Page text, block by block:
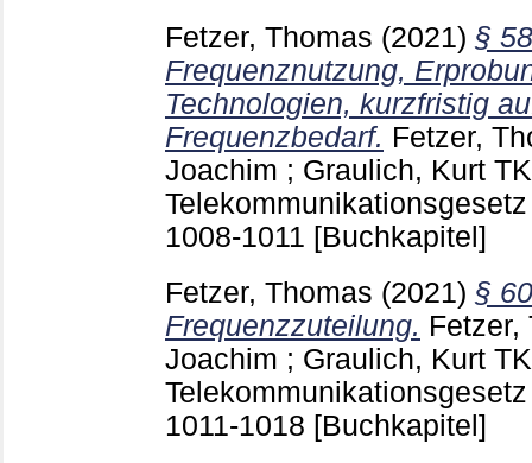
Fetzer, Thomas (2021) §
Frequenznutzung,
Technologien, kurzfristig
Frequenzbedarf. Fetzer,
Joachim ; Graulich, Kurt
1008-1011 [Buchkapitel]
Fetzer, Thomas (2021) §
Frequenzzuteilung. Fetzer,
Joachim ; Graulich, Kurt
1011-1018 [Buchkapitel]